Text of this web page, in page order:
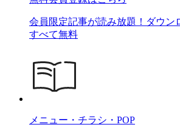
会員限定記事が読み放題！ダウン
すべて無料
メニュー・チラシ・POP